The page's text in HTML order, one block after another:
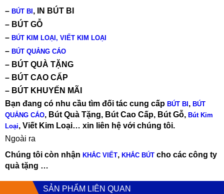
– BÚT BI , IN BÚT BI
– BÚT GỖ
– BÚT KIM LOẠI, VIẾT KIM LOẠI
– BÚT QUẢNG CÁO
– BÚT QUÀ TẶNG
– BÚT CAO CẤP
– BÚT KHUYẾN MÃI
Bạn đang có nhu cầu tìm đối tác cung cấp BÚT BI , BÚT
QUẢNG CÁO, Bút Quà Tặng, Bút Cao Cấp, Bút Gỗ, Bút Kim
Loại, Viết Kim Loại… xin liên hệ với chúng tôi.
Ngoài ra
Chúng tôi còn nhận KHẮC VIẾT, KHẮC BÚT cho các công ty
quà tặng …
SẢN PHẨM LIÊN QUAN